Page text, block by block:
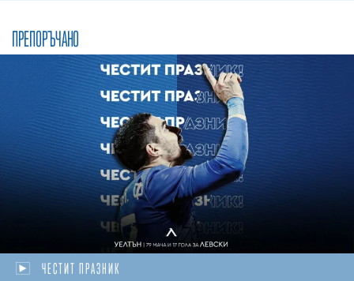
ПРЕПОРЪЧАНО
ЧЕСТИТ ПРАЗНИК